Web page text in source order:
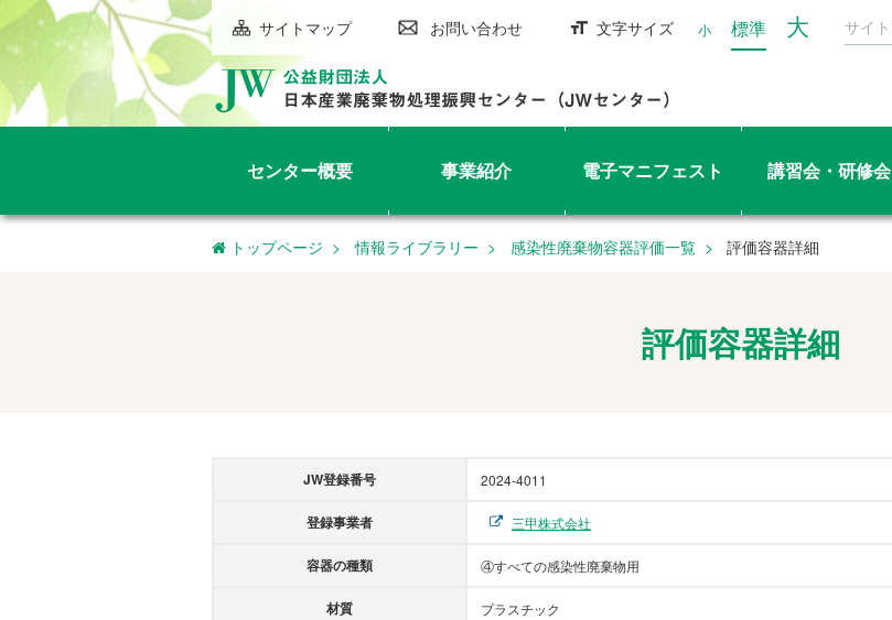
サイトマップ お問い合わせ 文字サイズ 小 標準 大
センター概要 事業紹介 電子マニフェスト 講習会・研修会
トップページ 情報ライブラリー 感染性廃棄物容器評価一覧 評価容器詳細
評価容器詳細
JW登録番号 2024-4011
登録事業者 三甲株式会社
容器の種類 ④すべての感染性廃棄物用
材質 プラスチック